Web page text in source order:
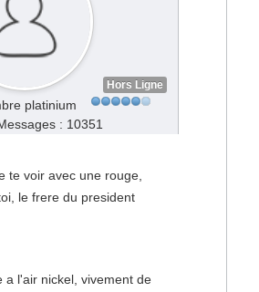
Hors Ligne
platinium
: 10351
te voir avec une rouge,
le frere du president
a l'air nickel, vivement de